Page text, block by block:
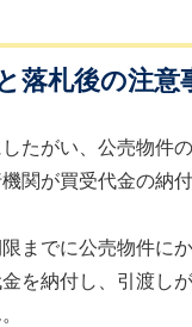
落札後の注意
たがい、公売物件
関が買受代金の納
までに公売物件に
金を納付し、引渡し